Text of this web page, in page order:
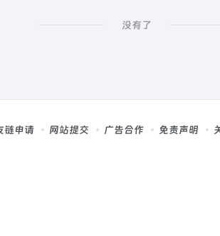
没有了
链申请 网站提交 广告合作 免责声明